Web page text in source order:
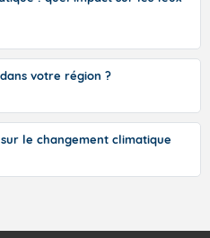
votre région ?
le changement climatique